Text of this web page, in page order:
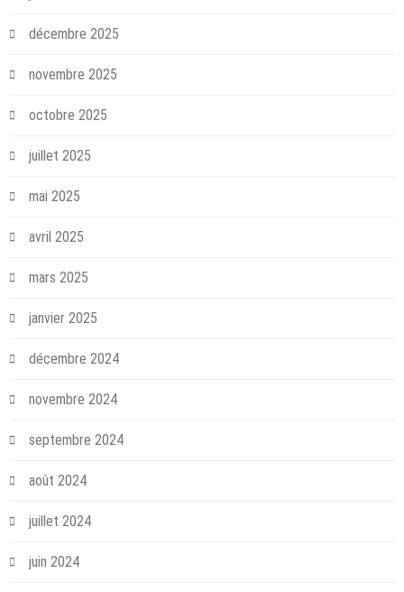
décembre 2025
novembre 2025
octobre 2025
juillet 2025
mai 2025
avril 2025
mars 2025
janvier 2025
décembre 2024
novembre 2024
septembre 2024
août 2024
juillet 2024
juin 2024